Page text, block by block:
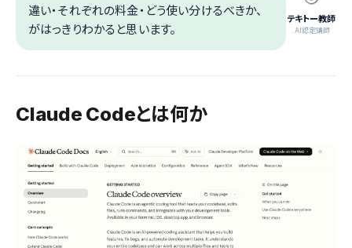
テキトー教師
.AI認定講師
違い・それぞれの料金・どう使い分けるべきか、
がはっきりわかると思います。
Claude Codeとは何か